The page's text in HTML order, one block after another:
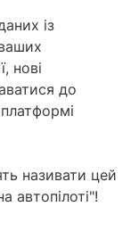
із
нові
до
називати цей
автопілоті"!